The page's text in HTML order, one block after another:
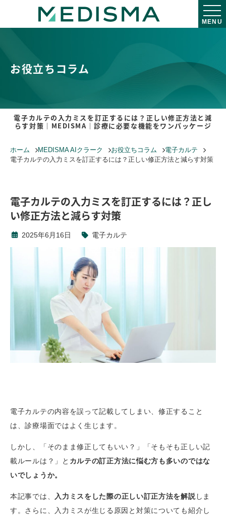
MENU
お役立ちコラム
電子カルテの入力ミスを訂正するには？正しい修正方法と減
らす対策｜MEDISMA｜診療に必要な機能をワンパッケージ
ホーム MEDISMA AIクラーク お役立ちコラム
電子カルテ
電子カルテの入力ミスを訂正するには？正しい修正方法と減らす対策
電子カルテの入力ミスを訂正するには？正し
い修正方法と減らす対策
2025年6月16日 電子カルテ
電子カルテの内容を誤って記載してしまい、修正すること
は、診療場面ではよく生じます。
しかし、「そのまま修正してもいい？」「そもそも正しい記
載ルールは？」と カルテの訂正方法に悩む方も多いのではな
いでしょうか。
本記事では、 入力ミスをした際の正しい訂正方法を解説しま
す。さらに、入力ミスが生じる原因と対策についても紹介し